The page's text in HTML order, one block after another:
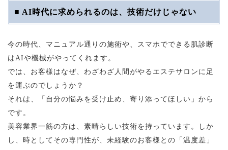
■ AI時代に求められるのは、技術だけじゃない
今の時代、マニュアル通りの施術や、スマホでできる肌診断
はAIや機械がやってくれます。
では、お客様はなぜ、わざわざ人間がやるエステサロンに足
を運ぶのでしょうか？
それは、「自分の悩みを受け止め、寄り添ってほしい」から
です。
美容業界一筋の方は、素晴らしい技術を持っています。しか
し、時としてその専門性が、未経験のお客様との「温度差」